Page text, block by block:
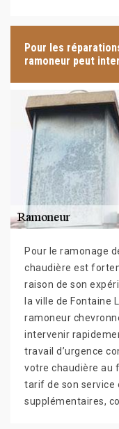
Pour les
ramoneur peut
Pour le ramonage
chaudière est
raison de son
la ville de Fontaine
ramoneur
intervenir
travail d’urgence
votre chaudière au
tarif de son service
supplémentaires,